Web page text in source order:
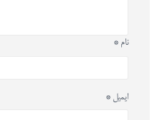
نام *
ایمیل *